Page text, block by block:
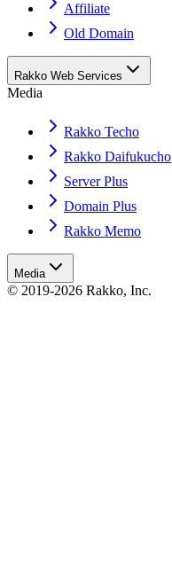
Affiliate
Old Domain
Rakko Web Services
Media
Rakko Techo
Rakko Daifukucho
Server Plus
Domain Plus
Rakko Memo
Media
© 2019-2026 Rakko, Inc.